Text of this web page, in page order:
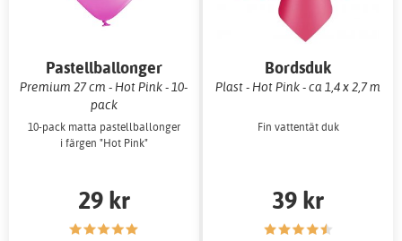
Pastellballonger
Premium 27 cm - Hot Pink - 10-
pack
10-pack matta pastellballonger
i färgen "Hot Pink"
29 kr
Bordsduk
Plast - Hot Pink - ca 1,4 x 2,7 m
Fin vattentät duk
39 kr